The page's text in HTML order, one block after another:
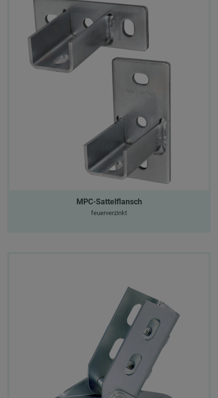
MPC-Sattelflansch
feuerverzinkt